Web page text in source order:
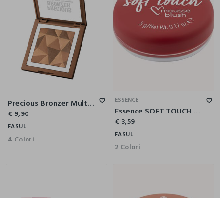
Precious Bronzer Multicolor Tech - Terra Abbronzante Effetto Naturale E Luminoso
€ 9,90
FASUL
4 Colori
ESSENCE
Essence SOFT TOUCH MOUSSE blush 20
€ 3,59
FASUL
2 Colori